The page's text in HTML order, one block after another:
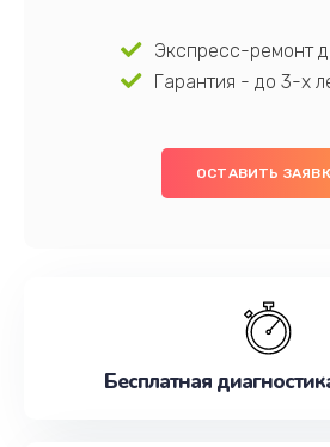
Экспресс-ремонт
Гарантия - до 3-х
ОСТАВИТЬ
Бесплатная